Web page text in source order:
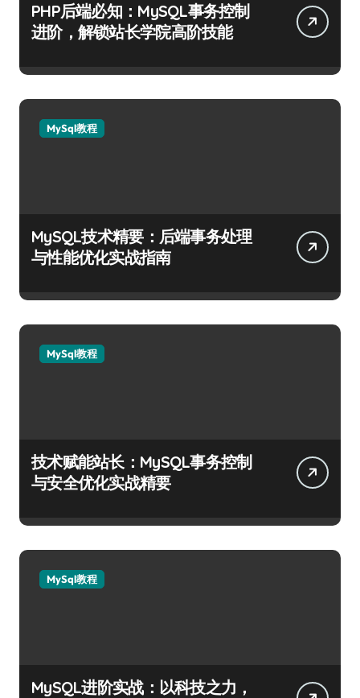
PHP后端必知：MySQL事务控制
进阶，解锁站长学院高阶技能
MySql教程
MySQL技术精要：后端事务处理
与性能优化实战指南
MySql教程
技术赋能站长：MySQL事务控制
与安全优化实战精要
MySql教程
MySQL进阶实战：以科技之力，